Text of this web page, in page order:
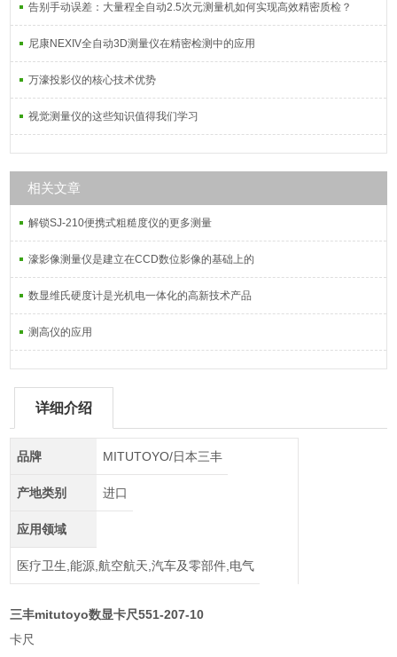
告别手动误差：大量程全自动2.5次元测量机如何实现高效精密质检？
尼康NEXIV全自动3D测量仪在精密检测中的应用
万濠投影仪的核心技术优势
视觉测量仪的这些知识值得我们学习
相关文章
解锁SJ-210便携式粗糙度仪的更多测量
濠影像测量仪是建立在CCD数位影像的基础上的
数显维氏硬度计是光机电一体化的高新技术产品
测高仪的应用
详细介绍
品牌 MITUTOYO/日本三丰
产地类别 进口
应用领域
医疗卫生,能源,航空航天,汽车及零部件,电气
三丰mitutoyo数显卡尺551-207-10
卡尺